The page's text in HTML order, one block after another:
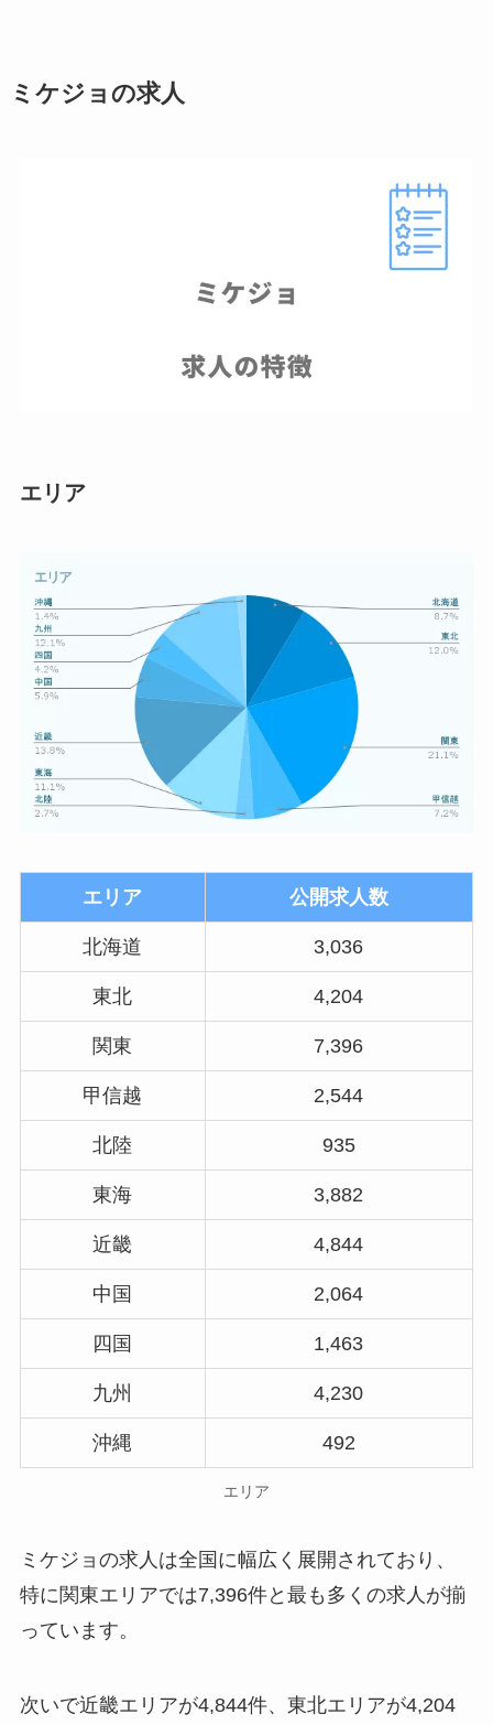
ミケジョの求人
エリア
エリア 公開求人数
北海道 3,036
東北 4,204
関東 7,396
甲信越 2,544
北陸 935
東海 3,882
近畿 4,844
中国 2,064
四国 1,463
九州 4,230
沖縄 492
エリア
ミケジョの求人は全国に幅広く展開されており、
特に関東エリアでは7,396件と最も多くの求人が揃
っています。
次いで近畿エリアが4,844件、東北エリアが4,204